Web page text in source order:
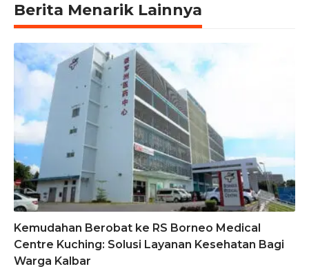
Berita Menarik Lainnya
Kemudahan Berobat ke RS Borneo Medical
Centre Kuching: Solusi Layanan Kesehatan Bagi
Warga Kalbar